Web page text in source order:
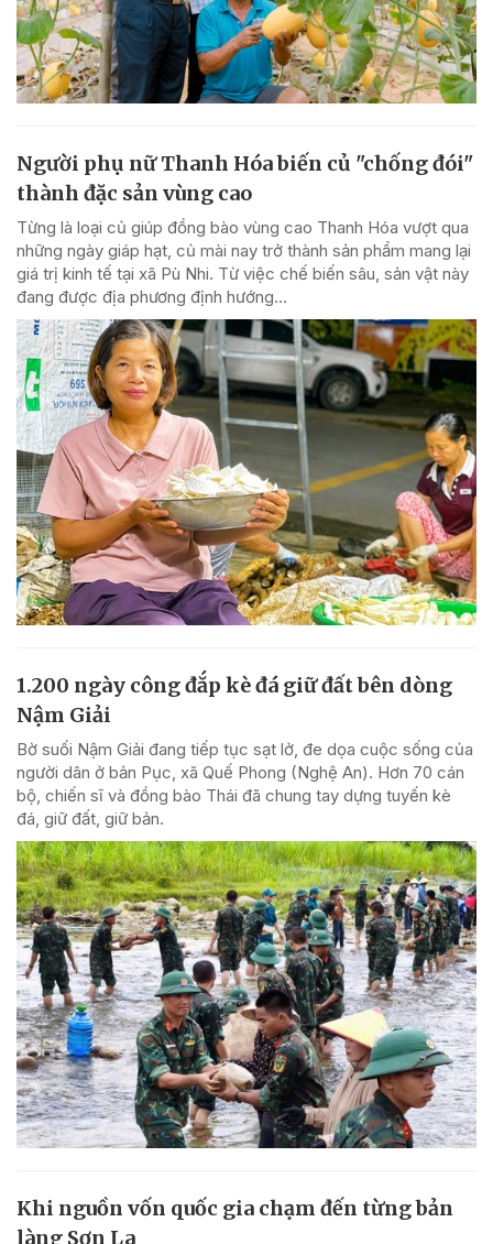
Người phụ nữ Thanh Hóa biến củ "chống đói"
thành đặc sản vùng cao
Từng là loại củ giúp đồng bào vùng cao Thanh Hóa vượt qua
những ngày giáp hạt, củ mài nay trở thành sản phẩm mang lại
giá trị kinh tế tại xã Pù Nhi. Từ việc chế biến sâu, sản vật này
đang được địa phương định hướng...
1.200 ngày công đắp kè đá giữ đất bên dòng
Nậm Giải
Bờ suối Nậm Giải đang tiếp tục sạt lở, đe dọa cuộc sống của
người dân ở bản Pục, xã Quế Phong (Nghệ An). Hơn 70 cán
bộ, chiến sĩ và đồng bào Thái đã chung tay dựng tuyến kè
đá, giữ đất, giữ bản.
Khi nguồn vốn quốc gia chạm đến từng bản
làng Sơn La